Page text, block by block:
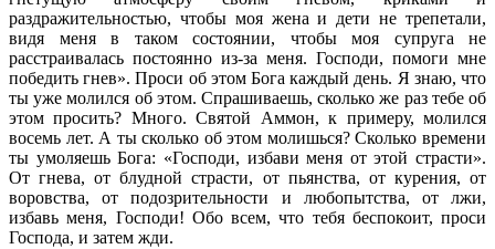
раздражительностью, чтобы моя жена и дети не трепетали,
видя меня в таком состоянии, чтобы моя супруга не
расстраивалась постоянно из-за меня. Господи, помоги мне
победить гнев». Проси об этом Бога каждый день. Я знаю, что
ты уже молился об этом. Спрашиваешь, сколько же раз тебе об
этом просить? Много. Святой Аммон, к примеру, молился
восемь лет. А ты сколько об этом молишься? Сколько времени
ты умоляешь Бога: «Господи, избави меня от этой страсти».
От гнева, от блудной страсти, от пьянства, от курения, от
воровства, от подозрительности и любопытства, от лжи,
избавь меня, Господи! Обо всем, что тебя беспокоит, проси
Господа, и затем жди.